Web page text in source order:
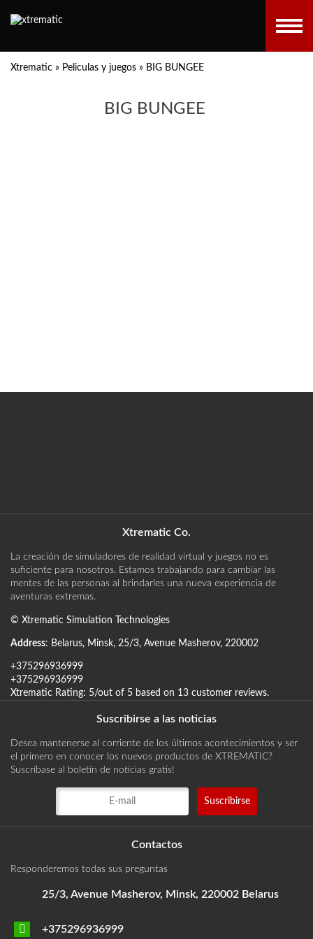
Xtrematic » Peliculas y juegos » BIG BUNGEE
BIG BUNGEE
Xtrematic Co.
La creación de simuladores de realidad virtual y juegos no es
suficiente para nosotros. Estamos trabajando para cambiar las
mentes de las personas al brindarles una nueva experiencia de
aventuras extremas.
© Xtrematic Simulation Technologies
Address: Belarus, Minsk, 25/3, Avenue Masherov, 220002
+375296936999
+375296936999
Xtrematic Rating: 5/out of 5 based on 13 customer reviews.
Suscribirse a las noticias
Desea mantenerse al corriente de los últimos acontecimientos y ser
el primero en conocer los nuevos productos de XTREMATIC?
Suscríbase al boletín de noticias gratis!
Contactos
Responderemos todas sus preguntas
25/3, Avenue Masherov, Minsk, 220002 Belarus
+375296936999